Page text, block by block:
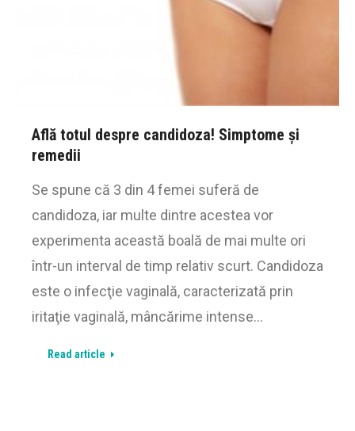
Află totul despre candidoza! Simptome și
remedii
Se spune că 3 din 4 femei suferă de
candidoza, iar multe dintre acestea vor
experimenta această boală de mai multe ori
într-un interval de timp relativ scurt. Candidoza
este o infecţie vaginală, caracterizată prin
iritaţie vaginală, mâncărime intense…
Read article